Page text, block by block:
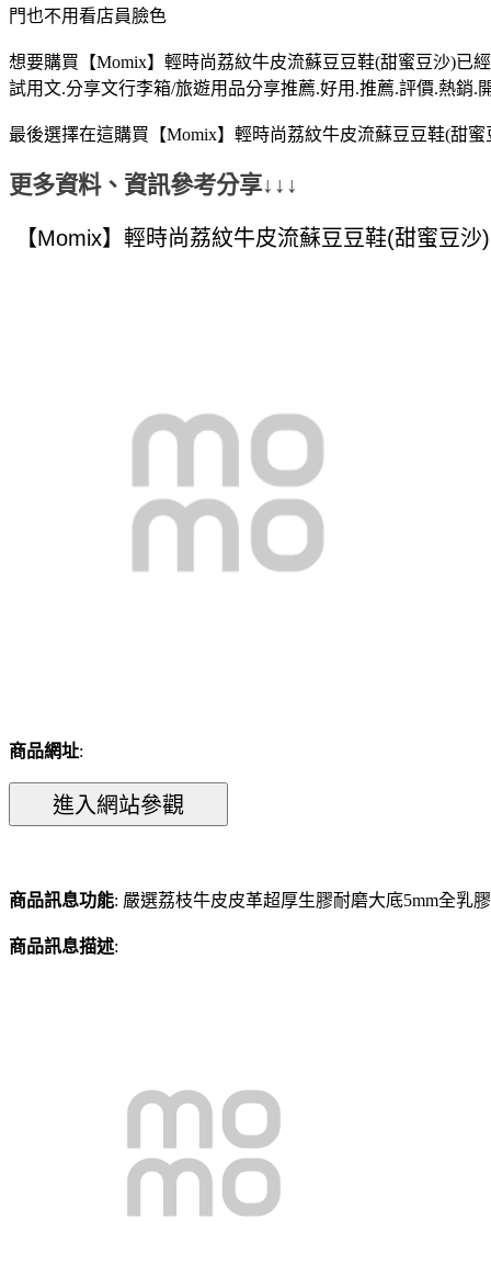
門也不用看店員臉色
想要購買【Momix】輕時尚荔紋牛皮流蘇豆豆鞋(甜蜜豆沙)已
試用文.分享文行李箱/旅遊用品分享推薦.好用.推薦.評價.熱銷.
最後選擇在這購買【Momix】輕時尚荔紋牛皮流蘇豆豆鞋(甜
更多資料、資訊參考分享↓↓↓
商品網址:
商品訊息功能: 嚴選荔枝牛皮皮革超厚生膠耐磨大底5mm全乳
商品訊息描述: